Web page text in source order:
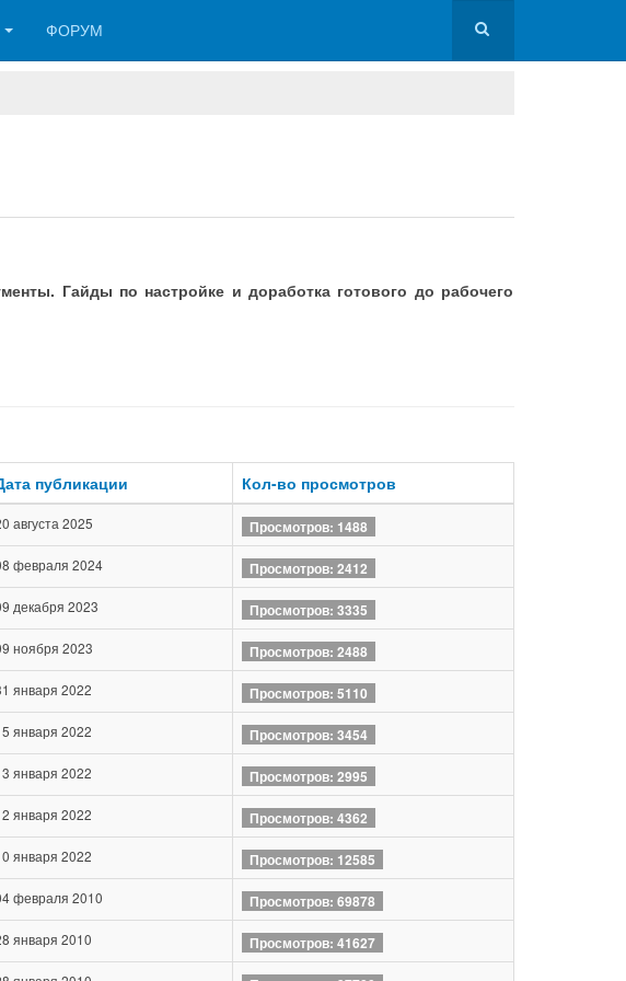
ФОРУМ
Гайды по настройке и доработка готового до рабочего
публикации
Кол-во просмотров
августа 2025 Просмотров: 1488
февраля 2024 Просмотров: 2412
декабря 2023 Просмотров: 3335
ноября 2023 Просмотров: 2488
января 2022 Просмотров: 5110
января 2022 Просмотров: 3454
января 2022 Просмотров: 2995
января 2022 Просмотров: 4362
января 2022 Просмотров: 12585
февраля 2010 Просмотров: 69878
января 2010 Просмотров: 41627